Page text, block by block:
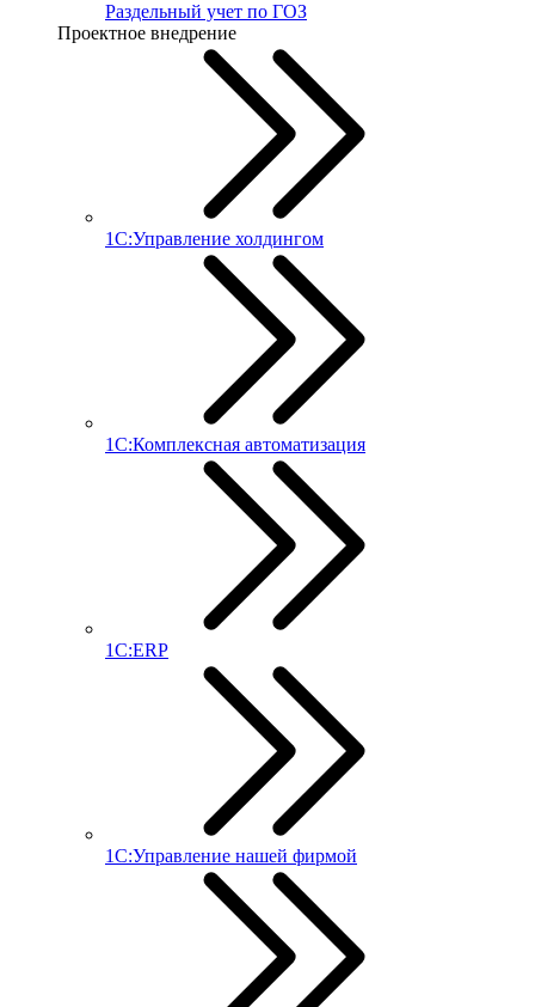
Раздельный учет по ГОЗ
Проектное внедрение
1С:Управление холдингом
1С:Комплексная автоматизация
1С:ERP
1С:Управление нашей фирмой